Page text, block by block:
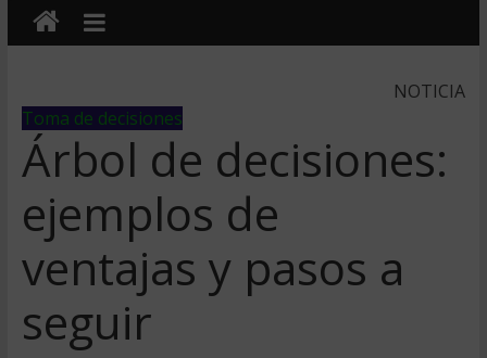
NOTICIA
Toma de decisiones
Árbol de decisiones:
ejemplos de
ventajas y pasos a
seguir